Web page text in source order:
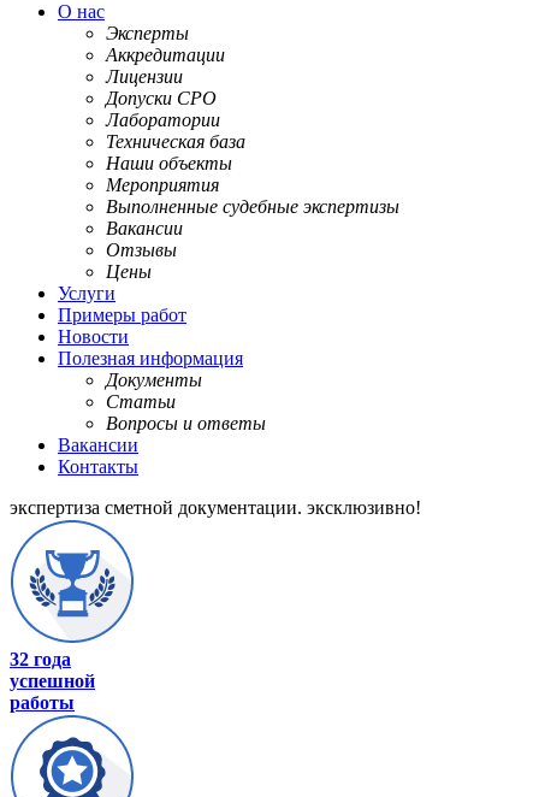
О нас
Эксперты
Аккредитации
Лицензии
Допуски СРО
Лаборатории
Техническая база
Наши объекты
Мероприятия
Выполненные судебные экспертизы
Вакансии
Отзывы
Цены
Услуги
Примеры работ
Новости
Полезная информация
Документы
Статьи
Вопросы и ответы
Вакансии
Контакты
экспертиза сметной документации. эксклюзивно!
32 года
успешной
работы